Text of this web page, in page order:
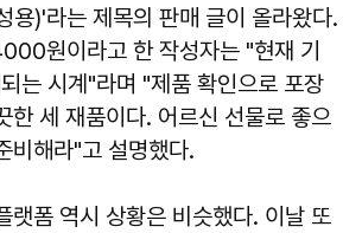
용)'라는 제목의 판매 글이 올라왔다.
원이라고 한 작성자는 "현재 기
는 시계"라며 "제품 확인으로 포장
한 세 재품이다. 어르신 선물로 좋으
비해라"고 설명했다.
랫폼 역시 상황은 비슷했다. 이날 또